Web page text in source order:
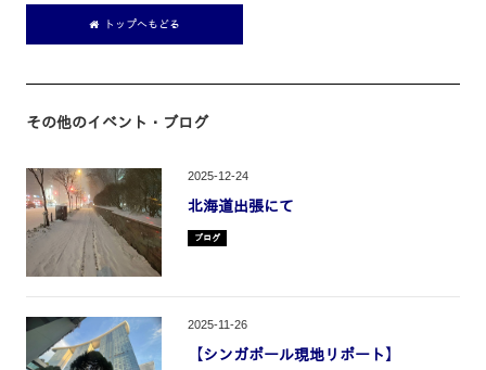
トップへもどる
その他のイベント ・ブログ
2025-12-24
北海道出張にて
ブログ
2025-11-26
【シンガポール現地リポート】